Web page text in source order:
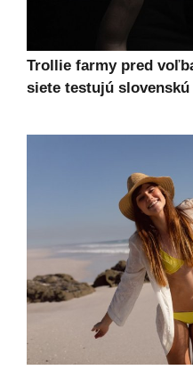
Trollie farmy pred
siete testujú